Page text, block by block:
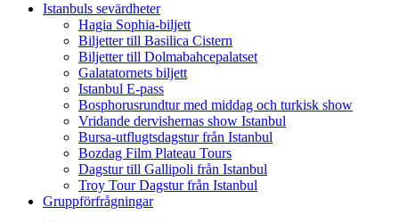
Istanbuls sevärdheter
Hagia Sophia-biljett
Biljetter till Basilica Cistern
Biljetter till Dolmabahcepalatset
Galatatornets biljett
Istanbul E-pass
Bosphorusrundtur med middag och turkisk show
Vridande dervishernas show Istanbul
Bursa-utflugtsdagstur från Istanbul
Bozdag Film Plateau Tours
Dagstur till Gallipoli från Istanbul
Troy Tour Dagstur från Istanbul
Gruppförfrågningar